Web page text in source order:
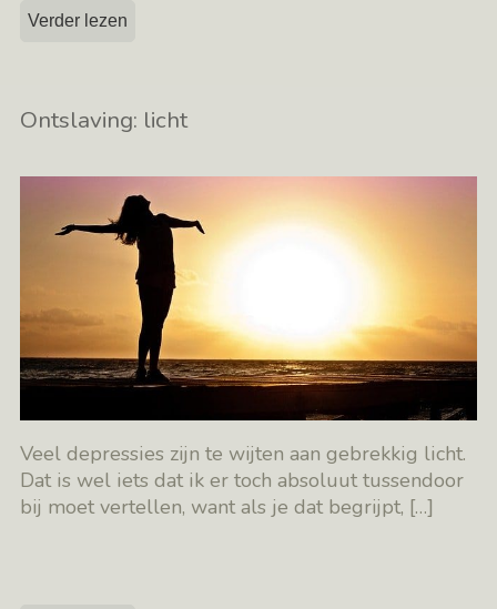
Verder lezen
Ontslaving: licht
Veel depressies zijn te wijten aan gebrekkig licht.
Dat is wel iets dat ik er toch absoluut tussendoor
bij moet vertellen, want als je dat begrijpt, […]